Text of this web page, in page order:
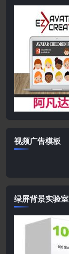
视频广告模板
绿屏背景实验室